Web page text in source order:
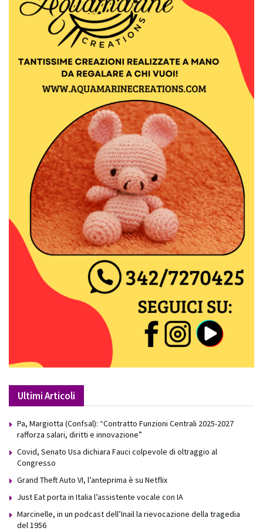
Ultimi Articoli
Pa, Margiotta (Confsal): “Contratto Funzioni Centrali 2025-2027
rafforza salari, diritti e innovazione”
Covid, Senato Usa dichiara Fauci colpevole di oltraggio al
Congresso
Grand Theft Auto VI, l’anteprima è su Netflix
Just Eat porta in Italia l’assistente vocale con IA
Marcinelle, in un podcast dell’Inail la rievocazione della tragedia
del 1956